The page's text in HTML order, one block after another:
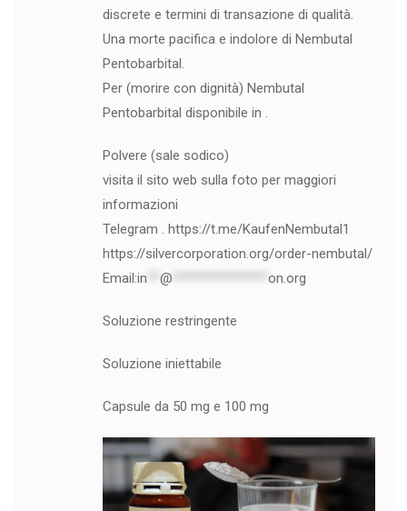
discrete e termini di transazione di qualità.
Una morte pacifica e indolore di Nembutal
Pentobarbital.
Per (morire con dignità) Nembutal
Pentobarbital disponibile in .
Polvere (sale sodico)
visita il sito web sulla foto per maggiori
informazioni
Telegram . https://t.me/KaufenNembutal1
https://silvercorporation.org/order-nembutal/
Email:in @ on.org
Soluzione restringente
Soluzione iniettabile
Capsule da 50 mg e 100 mg